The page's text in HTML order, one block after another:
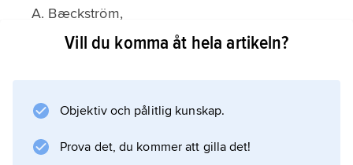
A. Bæckström,
Rörstrand och dess tillverkningar 1726–1926
Vill du komma åt hela artikeln?
Objektiv och pålitlig kunskap.
Prova det, du kommer att gilla det!